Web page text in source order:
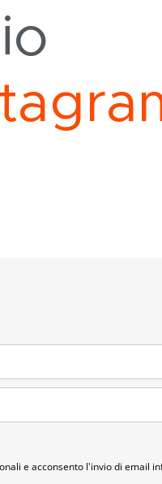
tagra
e acconsento l'invio di email